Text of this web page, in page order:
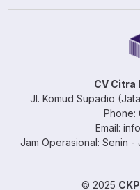
CV Citra
Jl. Komud Supadio
Phone:
Email:
Jam Operasional: Senin -
© 2025 CKP